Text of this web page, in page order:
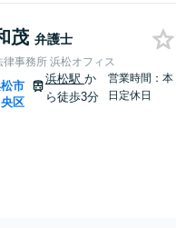
茂 弁護士
律事務所 浜松オフィス
市
区
浜松駅 か
ら徒歩3分
営業時間：本
日定休日